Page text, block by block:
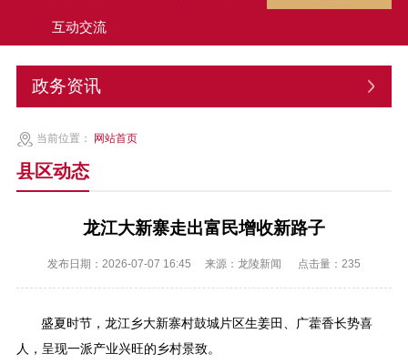
互动交流
政务资讯
当前位置： 网站首页
县区动态
龙江大新寨走出富民增收新路子
发布日期：2026-07-07 16:45 来源：龙陵新闻 点击量： 235
盛夏时节，龙江乡大新寨村鼓城片区生姜田、广藿香长势喜
人，呈现一派产业兴旺的乡村景致。